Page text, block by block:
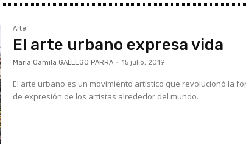
Arte
El arte urbano expresa vida
Maria Camila GALLEGO PARRA - 15 julio, 2019
El arte urbano es un movimiento artístico que revolucionó la
de expresión de los artistas alrededor del mundo.